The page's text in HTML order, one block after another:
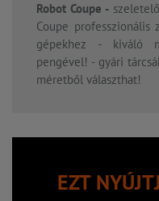
Robot Coupe -
Coupe professzionális
gépekhez - kiváló
pengével! - gyári
méretből választhat!
EZT